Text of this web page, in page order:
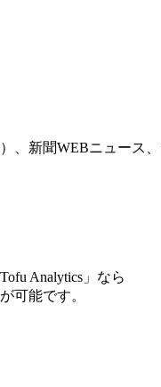
新聞WEBニュース
Analytics」なら
可能です。